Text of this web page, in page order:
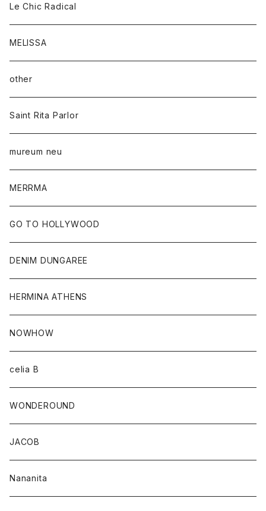
Le Chic Radical
MELISSA
other
Saint Rita Parlor
mureum neu
MERRMA
GO TO HOLLYWOOD
DENIM DUNGAREE
HERMINA ATHENS
NOWHOW
celia B
WONDEROUND
JACOB
Nananita